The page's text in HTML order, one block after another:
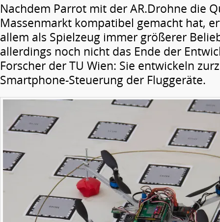
Nachdem Parrot mit der AR.Drohne die
Massenmarkt kompatibel gemacht hat,
allem als Spielzeug immer größerer
allerdings noch nicht das Ende der
Forscher der TU Wien: Sie entwickeln
Smartphone-Steuerung der Fluggeräte.